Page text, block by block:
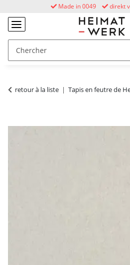
direkt
Made in 0049
retour à la liste Tapis en feutre de